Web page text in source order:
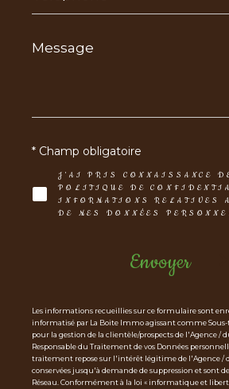
Message
*
J'AI PRIS CONNAISSANCE
POLITIQUE DE
INFORMATIONS RELATIVES
DE MES DONNÉES
* Champ obligatoire
Envoyer
Les informations recueillies sur ce formulaire sont
informatisé par La Boite Immo agissant comme
pour la gestion de la clientèle/prospects de l'Agence /
Responsable du Traitement de vos Données
traitement repose sur l'intérêt légitime de l'Agence /
conservées jusqu'à demande de suppression et sont
Réseau. Conformément à la loi « informatique et